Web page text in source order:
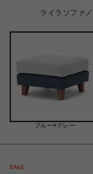
ライラソファ
ブルー×グレー